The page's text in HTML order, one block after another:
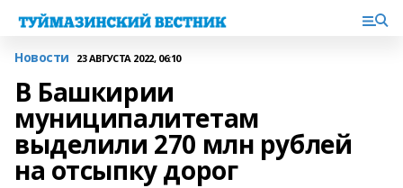
Новости 23 АВГУСТА 2022, 06:10
В Башкирии
муниципалитетам
выделили 270 млн рублей
на отсыпку дорог